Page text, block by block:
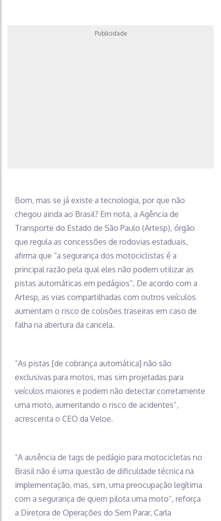
Publicidade
Bom, mas se já existe a tecnologia, por que não
chegou ainda ao Brasil? Em nota, a Agência de
Transporte do Estado de São Paulo (Artesp), órgão
que regula as concessões de rodovias estaduais,
afirma que “a segurança dos motociclistas é a
principal razão pela qual eles não podem utilizar as
pistas automáticas em pedágios”. De acordo com a
Artesp, as vias compartilhadas com outros veículos
aumentam o risco de colisões traseiras em caso de
falha na abertura da cancela.
“As pistas [de cobrança automática] não são
exclusivas para motos, mas sim projetadas para
veículos maiores e podem não detectar corretamente
uma moto, aumentando o risco de acidentes”,
acrescenta o CEO da Veloe.
“A ausência de tags de pedágio para motocicletas no
Brasil não é uma questão de dificuldade técnica na
implementação, mas, sim, uma preocupação legítima
com a segurança de quem pilota uma moto”, reforça
a Diretora de Operações do Sem Parar, Carla